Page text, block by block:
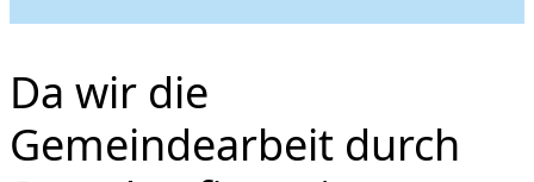
Da wir die
Gemeindearbeit durch